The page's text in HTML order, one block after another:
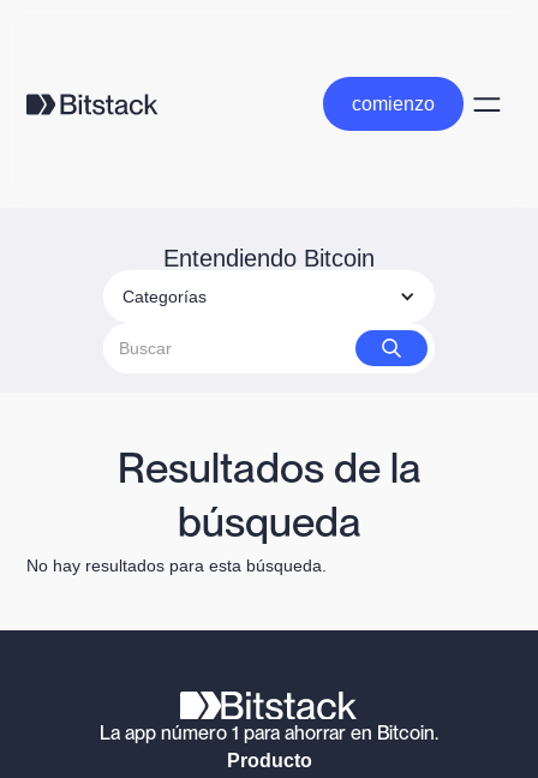
comienzo
comienzo
Entendiendo Bitcoin
Categorías
Resultados de la
búsqueda
No hay resultados para esta búsqueda.
La app número 1 para ahorrar en Bitcoin.
Producto